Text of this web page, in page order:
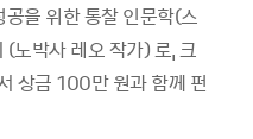
을 위한 통찰 인문학(스
박사 레오 작가) 로, 크
상금 100만 원과 함께 펀